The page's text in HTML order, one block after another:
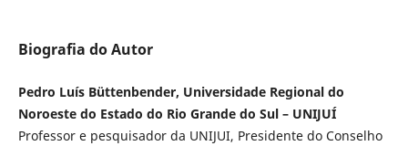
Biografia do Autor
Pedro Luís Büttenbender, Universidade Regional do
Noroeste do Estado do Rio Grande do Sul – UNIJUÍ
Professor e pesquisador da UNIJUI, Presidente do Conselho